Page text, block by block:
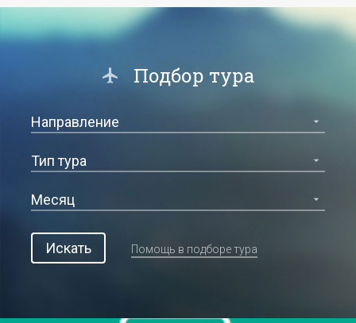
Подбор тура
Искать Помощь в подборе тура